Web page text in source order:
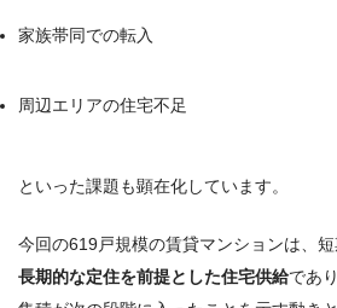
家族帯同での転入
周辺エリアの住宅不足
といった課題も顕在化しています。
今回の619戸規模の賃貸マンションは、短
長期的な定住を前提とした住宅供給であ